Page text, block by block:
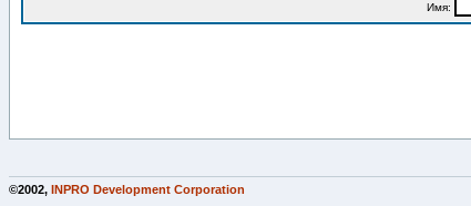
Имя:
©2002, INPRO Development Corporation